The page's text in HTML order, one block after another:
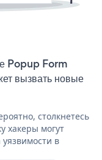
Popup Form
вызвать новые
столкнетесь
хакеры могут
в